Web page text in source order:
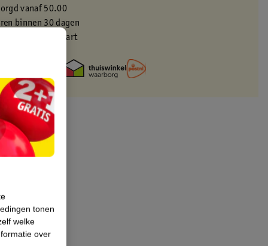
vanaf 50.00
binnen 30 dagen
je Kruidvat kaart
tonen
welke
over